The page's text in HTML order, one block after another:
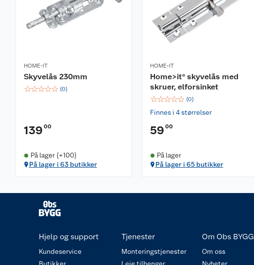
HOME-IT
Skyvelås 230mm
☆☆☆☆☆ (0)
139 00
På lager (+100)
På lager i 63 butikker
HOME-IT
Home>it® skyvelås med
skruer, elforsinket
☆☆☆☆☆ (0)
Finnes i 4 størrelser
59 00
På lager
På lager i 65 butikker
Hjelp og support
Kundeservice
Tjenester
Monteringstjenester
Om Obs BYGG
Om oss